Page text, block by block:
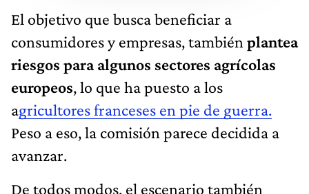
El objetivo que busca beneficiar a
consumidores y empresas, también plantea
riesgos para algunos sectores agrícolas
europeos, lo que ha puesto a los
agricultores franceses en pie de guerra.
Peso a eso, la comisión parece decidida a
avanzar.
De todos modos, el escenario también